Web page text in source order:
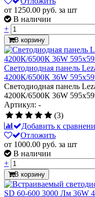
от 1250.00 руб. за шт
В наличии
+
В корзину
Светодиодная панель
4200К/6500К 36W
Светодиодная панель
4200К/6500К 36W
Артикул: -
(3)
Добавить к
Отложить
от 1000.00 руб. за шт
В наличии
+
В корзину